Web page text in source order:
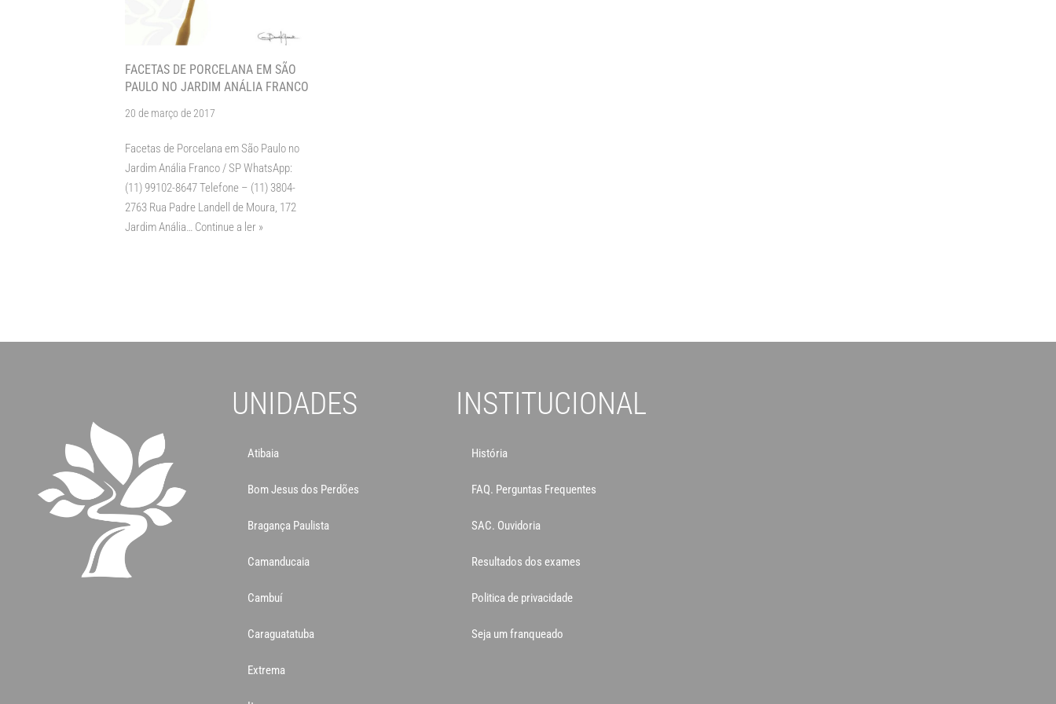
FACETAS DE PORCELANA EM SÃO
PAULO NO JARDIM ANÁLIA FRANCO
20 de março de 2017
Facetas de Porcelana em São Paulo no
Jardim Anália Franco / SP WhatsApp:
(11) 99102-8647 Telefone – (11) 3804-
2763 Rua Padre Landell de Moura, 172
Jardim Anália… Continue a ler »
UNIDADES
Atibaia
Bom Jesus dos Perdões
Bragança Paulista
Camanducaia
Cambuí
Caraguatatuba
Extrema
INSTITUCIONAL
História
FAQ. Perguntas Frequentes
SAC. Ouvidoria
Resultados dos exames
Politica de privacidade
Seja um franqueado